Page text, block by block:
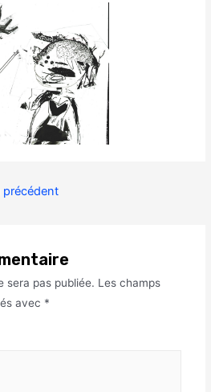
précédent
sera pas publiée. Les champs
avec *